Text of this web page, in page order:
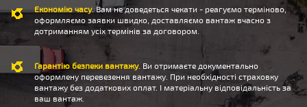
Економію часу. Вам не доведеться чекати - реагуємо терміново,
оформляємо заявки швидко, доставляємо вантаж вчасно з
дотриманням усіх термінів за договором.
Гарантію безпеки вантажу. Ви отримаєте документально
оформлену перевезення вантажу. При необхідності страховку
вантажу без додаткових оплат. І матеріальну відповідальність за
ваш вантаж.